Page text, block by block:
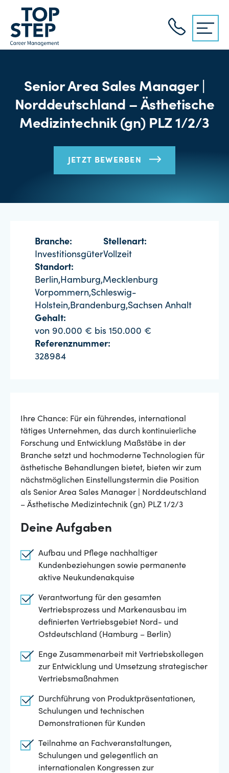
Senior Area Sales Manager |
Norddeutschland – Ästhetische
Medizintechnik (gn) PLZ 1/2/3
JETZT BEWERBEN
Branche:
Investitionsgüter
Stellenart:
Vollzeit
Standort:
Berlin,Hamburg,Mecklenburg
Vorpommern,Schleswig-
Holstein,Brandenburg,Sachsen Anhalt
Gehalt:
von 90.000 € bis 150.000 €
Referenznummer:
328984
Ihre Chance: Für ein führendes, international
tätiges Unternehmen, das durch kontinuierliche
Forschung und Entwicklung Maßstäbe in der
Branche setzt und hochmoderne Technologien für
ästhetische Behandlungen bietet, bieten wir zum
nächstmöglichen Einstellungstermin die Position
als Senior Area Sales Manager | Norddeutschland
– Ästhetische Medizintechnik (gn) PLZ 1/2/3
Deine Aufgaben
Aufbau und Pflege nachhaltiger
Kundenbeziehungen sowie permanente
aktive Neukundenakquise
Verantwortung für den gesamten
Vertriebsprozess und Markenausbau im
definierten Vertriebsgebiet Nord- und
Ostdeutschland (Hamburg – Berlin)
Enge Zusammenarbeit mit Vertriebskollegen
zur Entwicklung und Umsetzung strategischer
Vertriebsmaßnahmen
Durchführung von Produktpräsentationen,
Schulungen und technischen
Demonstrationen für Kunden
Teilnahme an Fachveranstaltungen,
Schulungen und gelegentlich an
internationalen Kongressen zur